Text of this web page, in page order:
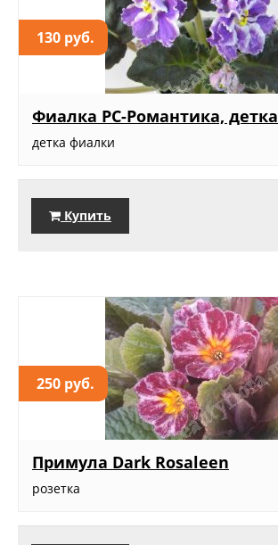
130 руб.
Фиалка РС-Романтика, детка
детка фиалки
Купить
250 руб.
Примула Dark Rosaleen
розетка